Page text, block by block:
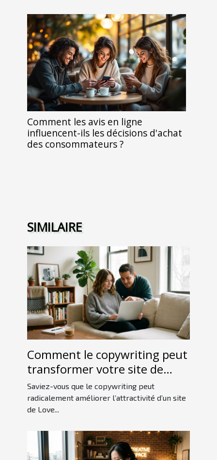
Comment les avis en ligne
influencent-ils les décisions d'achat
des consommateurs ?
SIMILAIRE
Comment le copywriting peut
transformer votre site de
Love Room ?
Saviez-vous que le copywriting peut
radicalement améliorer l’attractivité d’un site
de Love...